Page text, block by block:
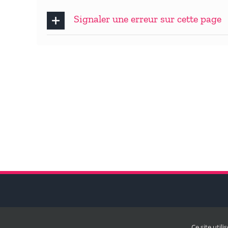
Signaler une erreur sur cette page